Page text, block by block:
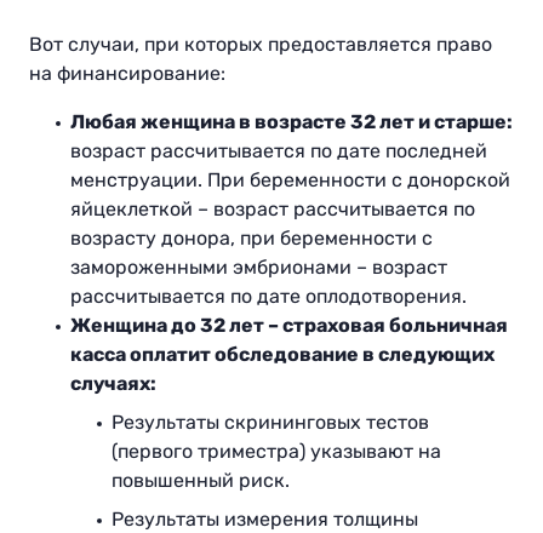
Вот случаи, при которых предоставляется право
на финансирование:
Любая женщина в возрасте 32 лет и старше:
возраст рассчитывается по дате последней
менструации. При беременности с донорской
яйцеклеткой – возраст рассчитывается по
возрасту донора, при беременности с
замороженными эмбрионами – возраст
рассчитывается по дате оплодотворения.
Женщина до 32 лет – страховая больничная
касса оплатит обследование в следующих
случаях:
Результаты скрининговых тестов
(первого триместра) указывают на
повышенный риск.
Результаты измерения толщины